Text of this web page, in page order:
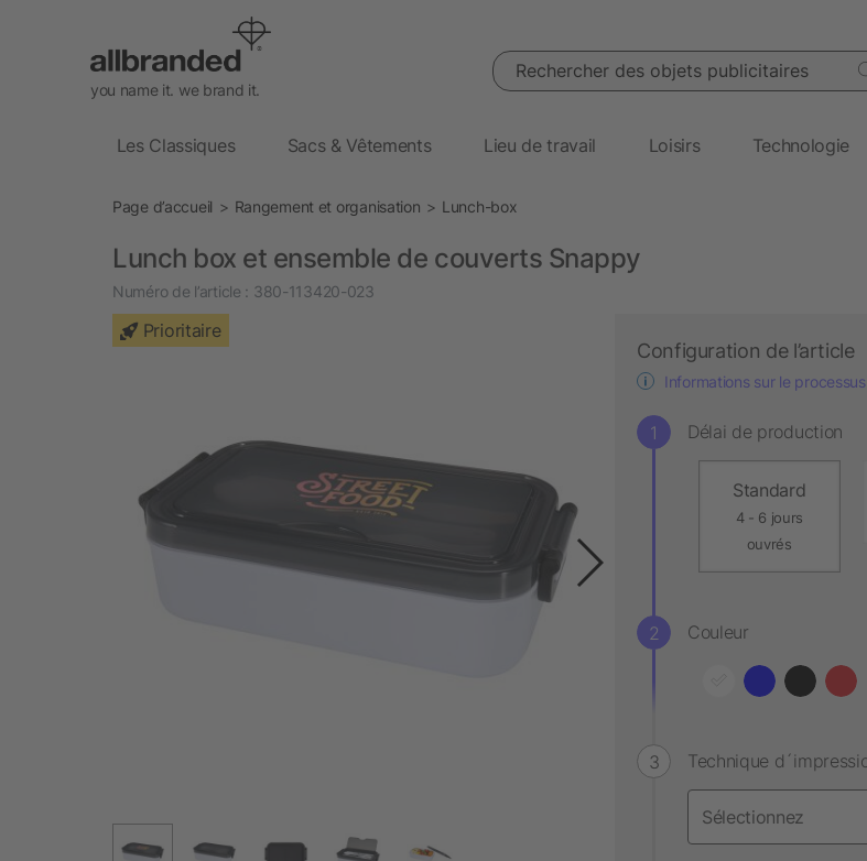
you name it. we brand it.
Rechercher des objets publicitaires
Les Classiques Sacs & Vêtements Lieu de travail Loisirs Technologie
Page d’accueil Rangement et organisation Lunch-box
Lunch box et ensemble de couverts Snappy
Numéro de l’article : 380-113420-023
Prioritaire
Configuration de l’article
Informations sur le
Délai de production
Standard
4 - 6 jours
ouvrés
Couleur
Technique